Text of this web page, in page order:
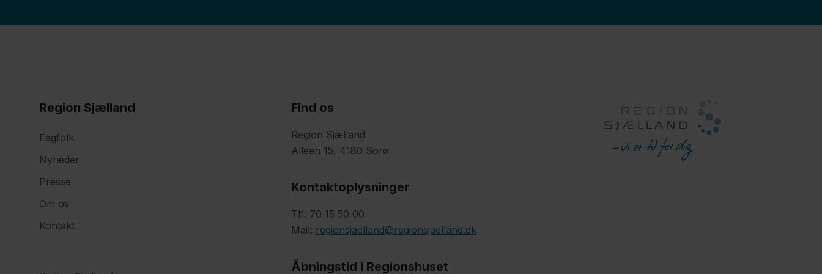
Region Sjælland
Fagfolk
Nyheder
Presse
Om os
Kontakt
Find os
Region Sjælland
Alleen 15, 4180 Sorø
Kontaktoplysninger
Tlf: 70 15 50 00
Mail: regionsjaelland@regionsjaelland.dk
Åbningstid i Regionshuset